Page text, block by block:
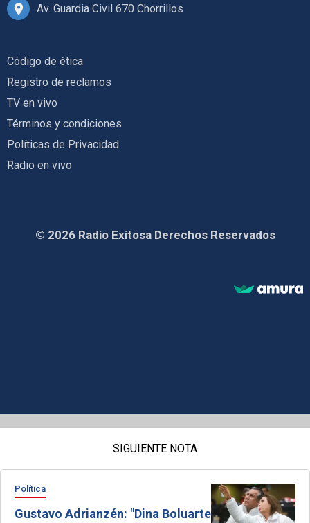
Av. Guardia Civil 670 Chorrillos
Código de ética
Registro de reclamos
TV en vivo
Términos y condiciones
Políticas de Privacidad
Radio en vivo
© 2026 Radio Exitosa Derechos Reservados
SIGUIENTE NOTA
Política
Gustavo Adrianzén: "Dina Boluarte